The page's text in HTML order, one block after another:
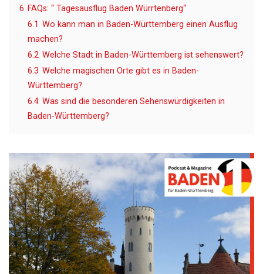
6 FAQs: “ Tagesausflug Baden Würrtenberg“
6.1 Wo kann man in Baden-Württemberg einen Ausflug
machen?
6.2 Welche Stadt in Baden-Württemberg ist sehenswert?
6.3 Welche magischen Orte gibt es in Baden-
Württemberg?
6.4 Was sind die besonderen Sehenswürdigkeiten in
Baden-Württemberg?